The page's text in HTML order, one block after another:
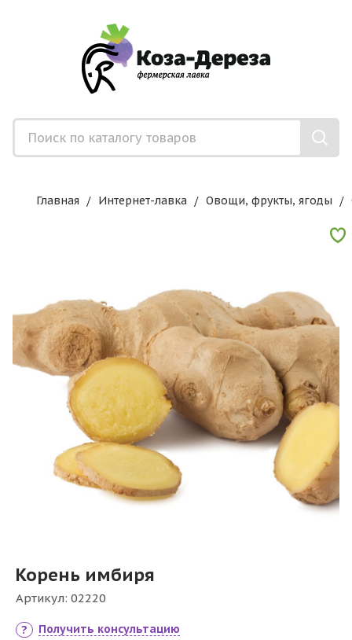
Главная Интернет-лавка Овощи, фрукты, ягоды
Корень имбиря
Артикул: 02220
Получить консультацию